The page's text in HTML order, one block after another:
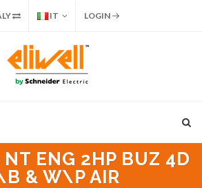
IT LOGIN
ENG 2HP BUZ 4D
& W\P AIR